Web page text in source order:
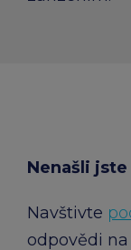
Nenašli
Navštivte
odpovědi